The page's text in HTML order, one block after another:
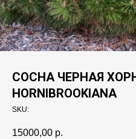
СОСНА ЧЕРНАЯ
HORNIBROOKIANA
SKU:
15000,00 р.